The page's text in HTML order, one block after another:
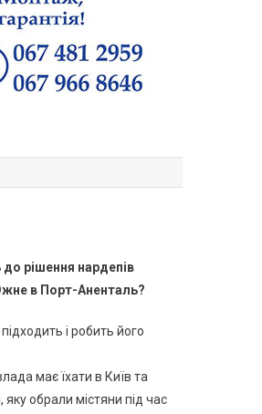
до рішення нардепів
в Порт-Аненталь?
і робить його
має їхати в Київ та
яку обрали містяни під час